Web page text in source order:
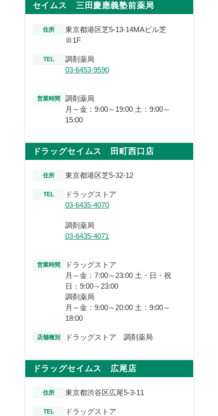
セイムス 三田慶應義塾前薬局
住所
東京都港区芝5-13-14MAビル芝
Ⅲ1F
TEL
調剤薬局
03-6453-9590
営業時間
調剤薬局
月～金：9:00～19:00 土：9:00～
15:00
ドラッグセイムス 田町西口店
住所 東京都港区芝5-32-12
TEL
ドラッグストア
03-6435-4070
調剤薬局
03-6435-4071
営業時間
ドラッグストア
月～金：7:00～23:00 土・日・祝
日：9:00～23:00
調剤薬局
月～金：9:00～20:00 土：9:00～
18:00
店舗種別 ドラッグストア 調剤薬局
ドラッグセイムス 広尾店
住所 東京都渋谷区広尾5-3-11
TEL
ドラッグストア